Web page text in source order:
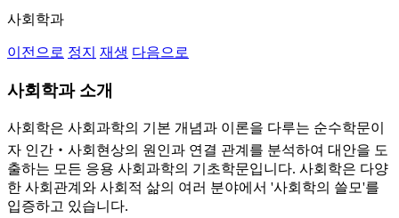
사회학과
이전으로 정지 재생 다음으로
사회학과 소개
사회학은 사회과학의 기본 개념과 이론을 다루는 순수학문이
자 인간‧사회현상의 원인과 연결 관계를 분석하여 대안을 도
출하는 모든 응용 사회과학의 기초학문입니다. 사회학은 다양
한 사회관계와 사회적 삶의 여러 분야에서 '사회학의 쓸모'를
입증하고 있습니다.